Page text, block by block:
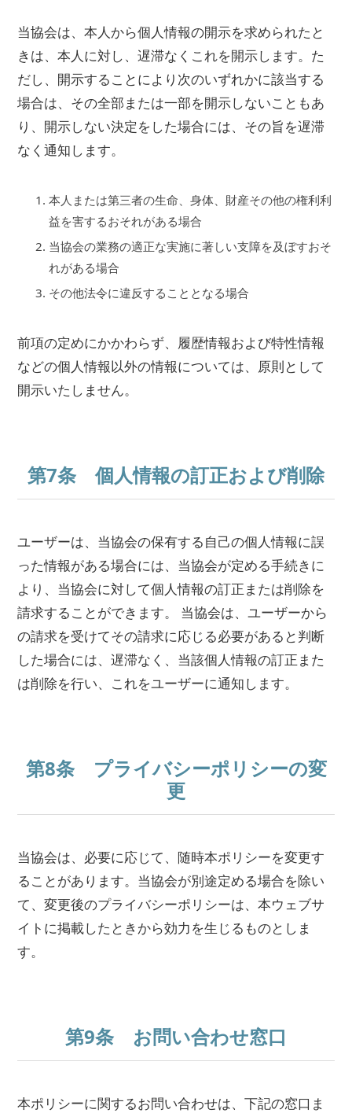
当協会は、本人から個人情報の開示を求められたと
きは、本人に対し、遅滞なくこれを開示します。た
だし、開示することにより次のいずれかに該当する
場合は、その全部または一部を開示しないこともあ
り、開示しない決定をした場合には、その旨を遅滞
なく通知します。
本人または第三者の生命、身体、財産その他の権利利
益を害するおそれがある場合
当協会の業務の適正な実施に著しい支障を及ぼすおそ
れがある場合
その他法令に違反することとなる場合
前項の定めにかかわらず、履歴情報および特性情報
などの個人情報以外の情報については、原則として
開示いたしません。
第7条 個人情報の訂正および削除
ユーザーは、当協会の保有する自己の個人情報に誤
った情報がある場合には、当協会が定める手続きに
より、当協会に対して個人情報の訂正または削除を
請求することができます。 当協会は、ユーザーから
の請求を受けてその請求に応じる必要があると判断
した場合には、遅滞なく、当該個人情報の訂正また
は削除を行い、これをユーザーに通知します。
第8条 プライバシーポリシーの変
更
当協会は、必要に応じて、随時本ポリシーを変更す
ることがあります。当協会が別途定める場合を除い
て、変更後のプライバシーポリシーは、本ウェブサ
イトに掲載したときから効力を生じるものとしま
す。
第9条 お問い合わせ窓口
本ポリシーに関するお問い合わせは、下記の窓口ま